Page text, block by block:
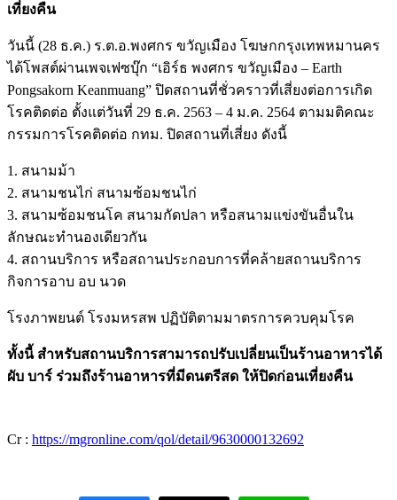
เที่ยงคืน
วันนี้ (28 ธ.ค.) ร.ต.อ.พงศกร ขวัญเมือง โฆษกกรุงเทพหมานคร
ได้โพสต์ผ่านเพจเฟซบุ๊ก “เอิร์ธ พงศกร ขวัญเมือง – Earth
Pongsakorn Keanmuang” ปิดสถานที่ชั่วคราวที่เสี่ยงต่อการเกิด
โรคติดต่อ ตั้งแต่วันที่ 29 ธ.ค. 2563 – 4 ม.ค. 2564 ตามมติคณะ
กรรมการโรคติดต่อ กทม. ปิดสถานที่เสี่ยง ดังนี้
1. สนามม้า
2. สนามชนไก่ สนามซ้อมชนไก่
3. สนามซ้อมชนโค สนามกัดปลา หรือสนามแข่งขันอื่นใน
ลักษณะทำนองเดียวกัน
4. สถานบริการ หรือสถานประกอบการที่คล้ายสถานบริการ
กิจการอาบ อบ นวด
โรงภาพยนต์ โรงมหรสพ ปฏิบัติตามมาตรการควบคุมโรค
ทั้งนี้ สำหรับสถานบริการสามารถปรับเปลี่ยนเป็นร้านอาหารได้
ผับ บาร์ ร่วมถึงร้านอาหารที่มีดนตรีสด ให้ปิดก่อนเที่ยงคืน
Cr : https://mgronline.com/qol/detail/9630000132692